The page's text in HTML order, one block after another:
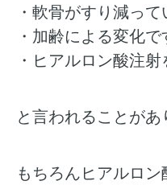
・軟骨がすり減っ
・加齢による変化で
・ヒアルロン酸注
と言われることがあ
もちろんヒアルロ